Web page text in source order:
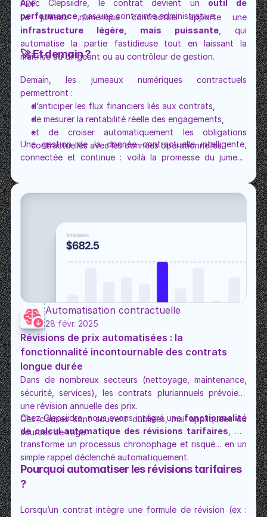
PDF.
infrastructure légère, mais puissante , qui
automatise la partie fastidieuse tout en laissant la
maîtrise au dirigeant ou au contrôleur de gestion.
Avec Clepsiidre, le contrat devient un outil de
performance, pas une contrainte administrative.
🚀 Et demain ?
Demain, les jumeaux numériques contractuels
permettront :
d’anticiper les flux financiers liés aux contrats,
de mesurer la rentabilité réelle des engagements,
et de croiser automatiquement les obligations
contractuelles avec les données opérationnelles.
Une gestion de la donnée contractuelle intelligente,
connectée et continue : voilà la promesse du jumeau
Automatisation contractuelle
28 févr. 2025
Révisions de prix automatisées : la
fonctionnalité incontournable des contrats
longue durée
Dans de nombreux secteurs (nettoyage, maintenance,
sécurité, services), les contrats pluriannuels prévoient
une révision annuelle des prix.
Ces clauses sont souvent oubliées, mal appliquées ou
sources de litige.
Chez Clepsiidre, nous avons intégré une fonctionnalité
de calcul automatique des révisions tarifaires , qui
transforme un processus chronophage et risqué… en un
simple rappel déclenché automatiquement.
Pourquoi automatiser les révisions tarifaires
?
Lorsqu’un contrat intègre une formule de révision (ex :